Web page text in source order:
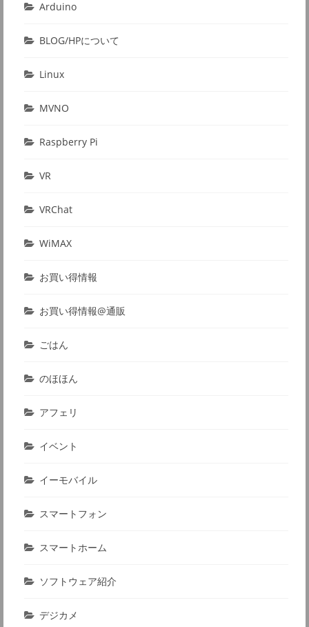
Arduino
BLOG/HPについて
Linux
MVNO
Raspberry Pi
VR
VRChat
WiMAX
お買い得情報
お買い得情報@通販
ごはん
のほほん
アフェリ
イベント
イーモバイル
スマートフォン
スマートホーム
ソフトウェア紹介
デジカメ